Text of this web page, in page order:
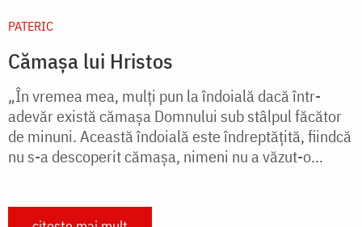
PATERIC
Cămașa lui Hristos
„În vremea mea, mulţi pun la îndoială dacă într-
adevăr există cămaşa Domnului sub stâlpul făcător
de minuni. Această îndoială este îndreptăţită, fiindcă
nu s-a descoperit cămaşa, nimeni nu a văzut-o...